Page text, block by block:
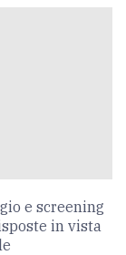
e screening
in vista